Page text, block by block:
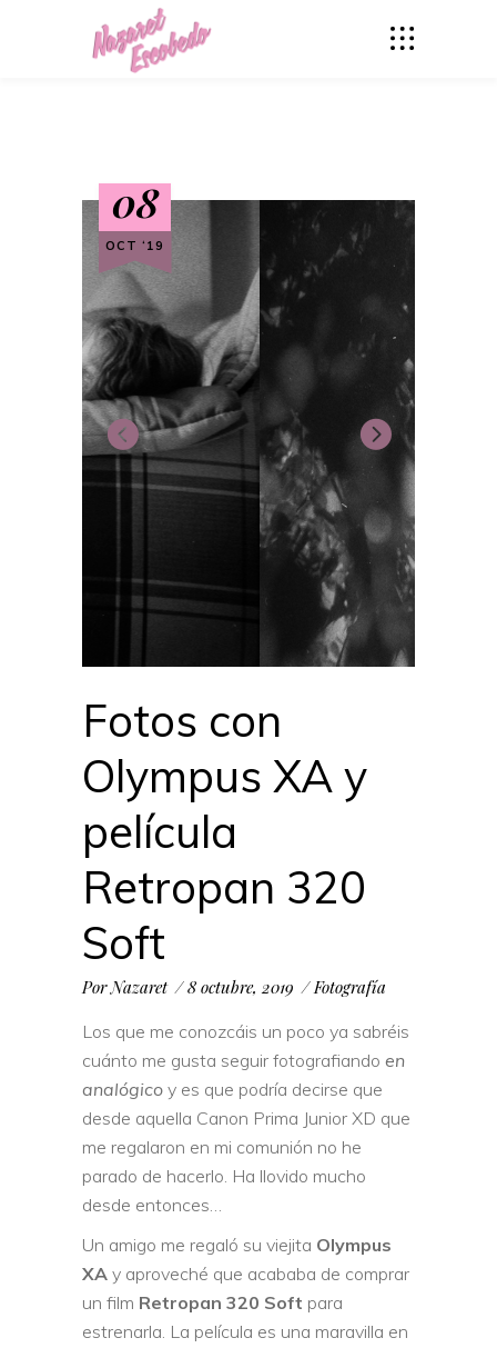
08
OCT ‘19
Fotos con
Olympus XA y
película
Retropan 320
Soft
Por Nazaret 8 octubre, 2019
Fotografía
Los que me conozcáis un poco ya sabréis
cuánto me gusta seguir fotografiando en
analógico y es que podría decirse que
desde aquella Canon Prima Junior XD que
me regalaron en mi comunión no he
parado de hacerlo. Ha llovido mucho
desde entonces…
Un amigo me regaló su viejita Olympus
XA y aproveché que acababa de comprar
un film Retropan 320 Soft para
estrenarla. La película es una maravilla en